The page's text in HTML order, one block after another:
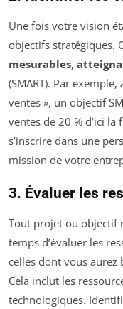
Une fois votre vision
objectifs stratégiques.
mesurables,
(SMART). Par
ventes », un objectif
ventes de 20 % d’ici la
s’inscrire dans une
mission de votre
3. Évaluer les
Tout projet ou objectif
temps d’évaluer les
celles dont vous
Cela inclut les
technologiques.